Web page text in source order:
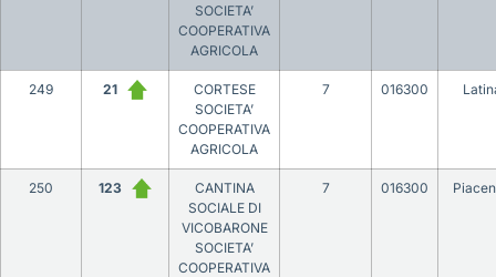
SOCIETA’
COOPERATIVA
AGRICOLA
249 21
CORTESE
SOCIETA’
COOPERATIVA
AGRICOLA
7 016300
250 123
CANTINA
SOCIALE DI
VICOBARONE
SOCIETA’
COOPERATIVA
7 016300